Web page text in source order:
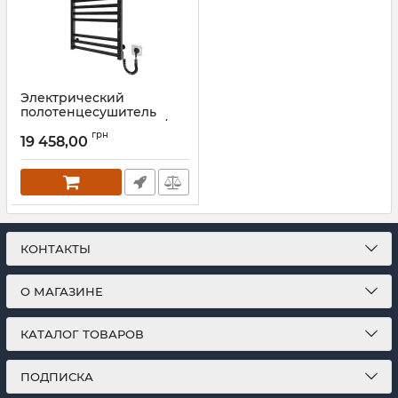
Электрический
полотенцесушитель
Mario Киото-I 770х530/80
TR К 2.0 черный мат
Артикул:2.2.2200.03.P-BM
19 458,00 грн
КОНТАКТЫ
О МАГАЗИНЕ
КАТАЛОГ ТОВАРОВ
ПОДПИСКА